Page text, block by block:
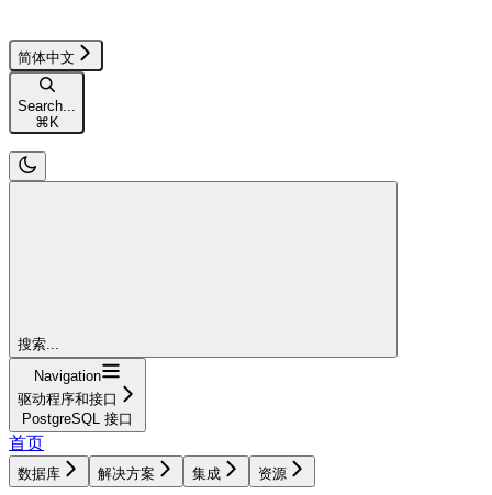
简体中文
Search...
⌘ K
搜索...
Navigation
驱动程序和接口
PostgreSQL 接口
首页
数据库 解决方案 集成 资源